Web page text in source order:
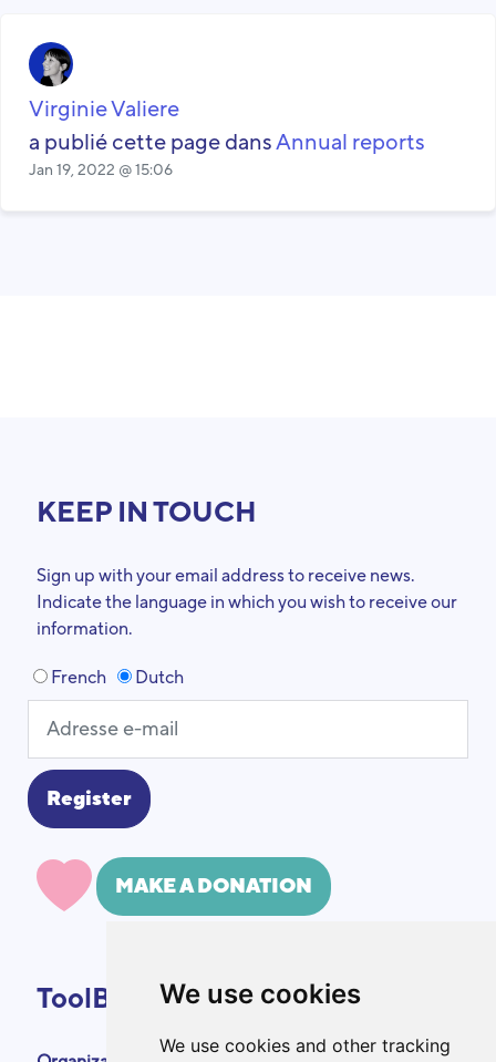
We use cookies
We use cookies and other tracking
Virginie Valiere
a publié cette page dansAnnual reports
Jan 19, 2022 @ 15:06
KEEP IN TOUCH
Sign up with your email address to receive news.
Indicate the language in which you wish to receive our
information.
French Dutch
MAKE A DONATION
ToolBox